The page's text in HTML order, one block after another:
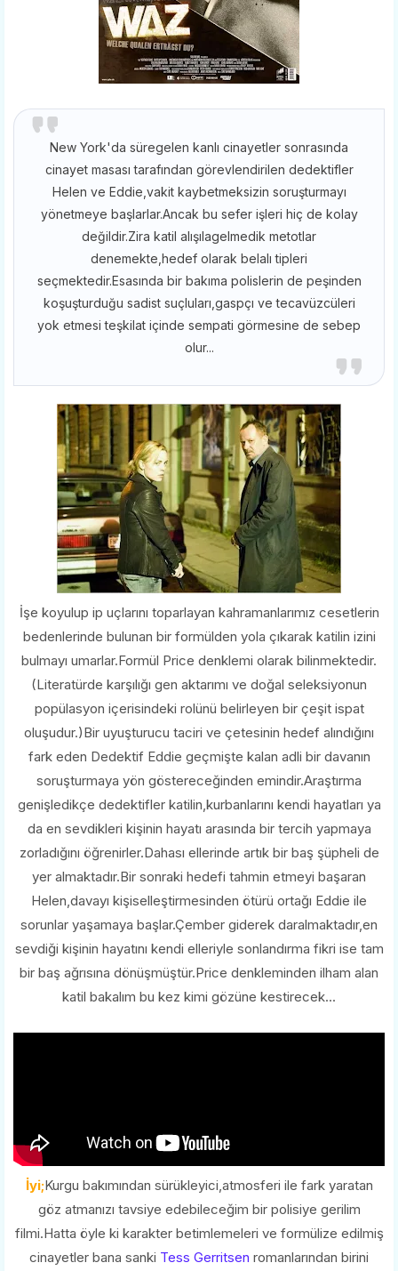
New York'da süregelen kanlı cinayetler sonrasında
cinayet masası tarafından görevlendirilen dedektifler
Helen ve Eddie,vakit kaybetmeksizin soruşturmayı
yönetmeye başlarlar.Ancak bu sefer işleri hiç de kolay
değildir.Zira katil alışılagelmedik metotlar
denemekte,hedef olarak belalı tipleri
seçmektedir.Esasında bir bakıma polislerin de peşinden
koşuşturduğu sadist suçluları,gaspçı ve tecavüzcüleri
yok etmesi teşkilat içinde sempati görmesine de sebep
olur...
İşe koyulup ip uçlarını toparlayan kahramanlarımız cesetlerin
bedenlerinde bulunan bir formülden yola çıkarak katilin izini
bulmayı umarlar.Formül Price denklemi olarak bilinmektedir.
(Literatürde karşılığı gen aktarımı ve doğal seleksiyonun
popülasyon içerisindeki rolünü belirleyen bir çeşit ispat
oluşudur.)Bir uyuşturucu taciri ve çetesinin hedef alındığını
fark eden Dedektif Eddie geçmişte kalan adli bir davanın
soruşturmaya yön göstereceğinden emindir.Araştırma
genişledikçe dedektifler katilin,kurbanlarını kendi hayatları ya
da en sevdikleri kişinin hayatı arasında bir tercih yapmaya
zorladığını öğrenirler.Dahası ellerinde artık bir baş şüpheli de
yer almaktadır.Bir sonraki hedefi tahmin etmeyi başaran
Helen,davayı kişiselleştirmesinden ötürü ortağı Eddie ile
sorunlar yaşamaya başlar.Çember giderek daralmaktadır,en
sevdiği kişinin hayatını kendi elleriyle sonlandırma fikri ise tam
bir baş ağrısına dönüşmüştür.Price denkleminden ilham alan
katil bakalım bu kez kimi gözüne kestirecek...
İyi;Kurgu bakımından sürükleyici,atmosferi ile fark yaratan
göz atmanızı tavsiye edebileceğim bir polisiye gerilim
filmi.Hatta öyle ki karakter betimlemeleri ve formülize edilmiş
cinayetler bana sanki Tess Gerritsen romanlarından birini